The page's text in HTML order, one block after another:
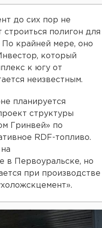
до сих пор не
полигон для
По крайней мере, оно
который
к югу от
неизвестным.
планируется
структуры
Гринвей» по
RDF-топливо.
в Первоуральске, но
при производстве